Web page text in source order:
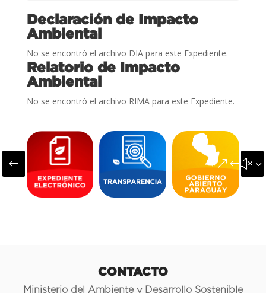
Declaración de Impacto
Ambiental
No se encontró el archivo DIA para este Expediente.
Relatorio de Impacto
Ambiental
No se encontró el archivo RIMA para este Expediente.
#
CONTACTO
Ministerio del Ambiente y Desarrollo Sostenible